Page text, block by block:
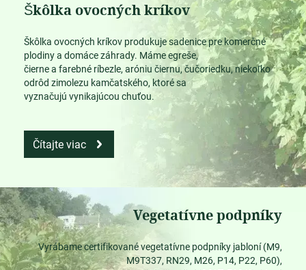
Škôlka ovocných kríkov
Škôlka ovocných kríkov produkuje sadenice pre komerčné
plodiny a domáce záhrady. Máme egreše,
čierne a farebné ríbezle, aróniu čiernu, čučoriedku, niekoľko
odrôd zimolezu kamčatského, ktoré sa
vyznačujú vynikajúcou chuťou.
Čítajte viac
Vegetatívne podpníky
Vyrábame certifikované vegetatívne podpníky jabloní (M9,
M9T337, RN29, M26, P14, P22, P60),